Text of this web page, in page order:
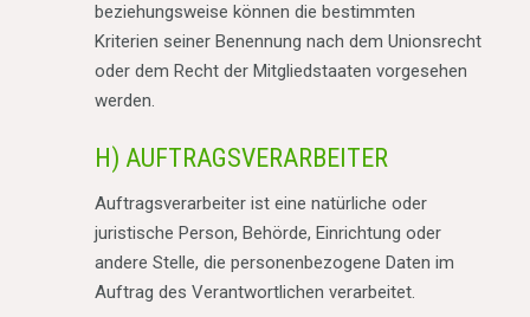
beziehungsweise können die bestimmten
Kriterien seiner Benennung nach dem Unionsrecht
oder dem Recht der Mitgliedstaaten vorgesehen
werden.
H) AUFTRAGSVERARBEITER
Auftragsverarbeiter ist eine natürliche oder
juristische Person, Behörde, Einrichtung oder
andere Stelle, die personenbezogene Daten im
Auftrag des Verantwortlichen verarbeitet.